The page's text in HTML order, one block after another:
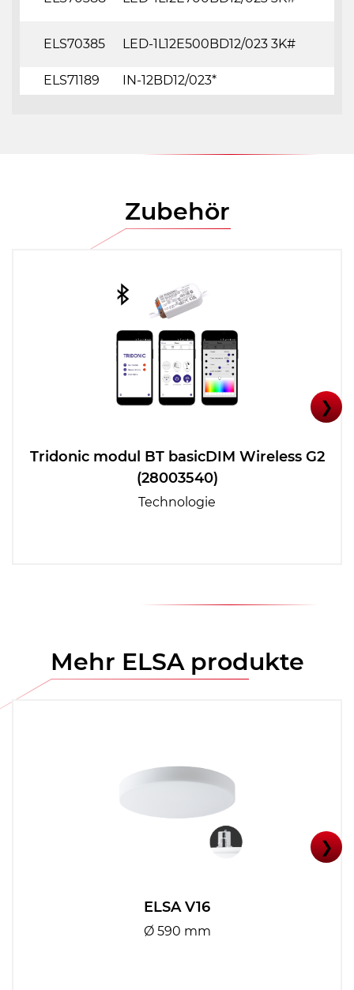
ELS70385 LED-1L12E500BD12/023 3K#
ELS71189 IN-12BD12/023*
Zubehör
Tridonic modul BT basicDIM Wireless G2
(28003540)
Technologie
❯
Mehr ELSA produkte
ELSA V16
Ø 590 mm
❯